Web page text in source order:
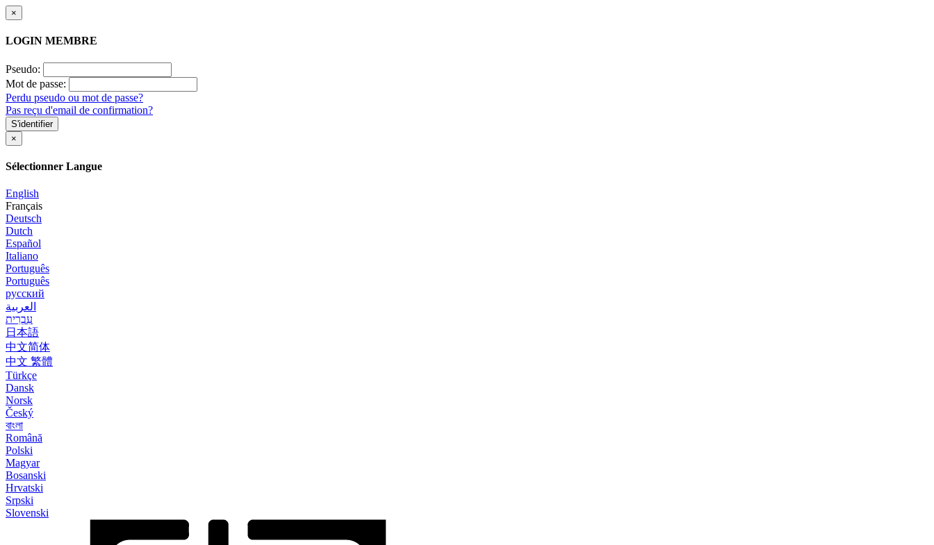
×
LOGIN MEMBRE
Pseudo:
Mot de passe:
Perdu pseudo ou mot de passe?
Pas reçu d'email de confirmation?
S'identifier
×
Sélectionner Langue
English
Français
Deutsch
Dutch
Español
Italiano
Português
Português
русский
العربية
עִבְרִית
日本語
中文简体
中文 繁體
Türkçe
Dansk
Norsk
Český
বাংলা
Română
Polski
Magyar
Bosanski
Hrvatski
Srpski
Slovenski